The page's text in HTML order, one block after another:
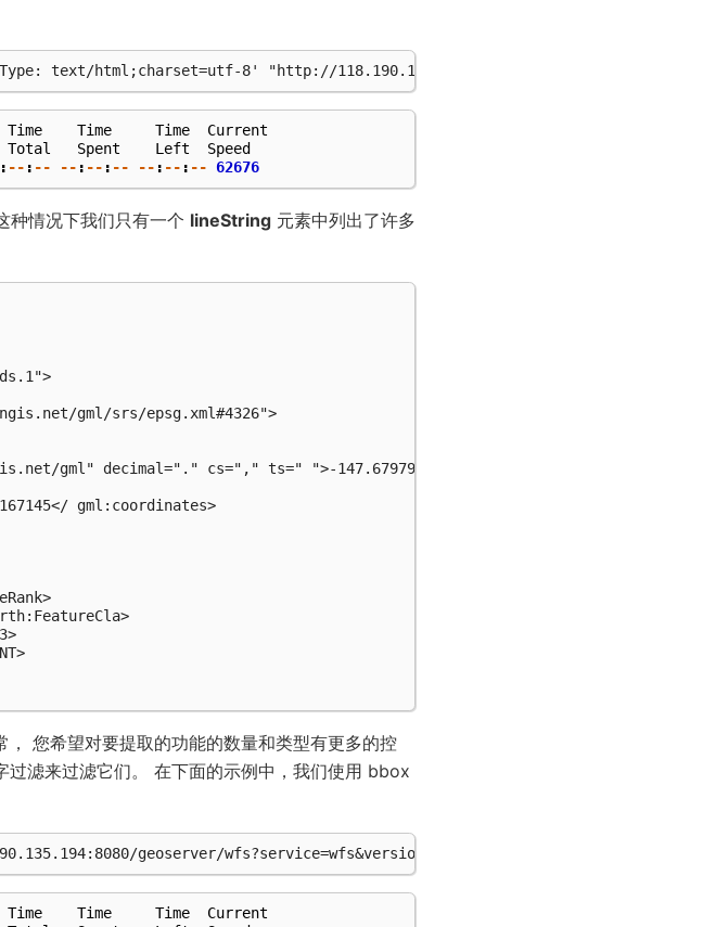
Time Time Time
Current
Total Spent Left
Speed
: -- : -- -- : -- : -- -- : -- : -- 62676
种情况下我们只有一个 lineString 元素中列出了许多
gml/srs/epsg.xml#4326">
gml" decimal="." cs="," ts=" ">-147.67979896,64.81824372 -
gml:coordinates>
您希望对要提取的功能的数量和类型有更多的控
滤来过滤它们。 在下面的示例中，我们使用 bbox
Time Time Time
Current